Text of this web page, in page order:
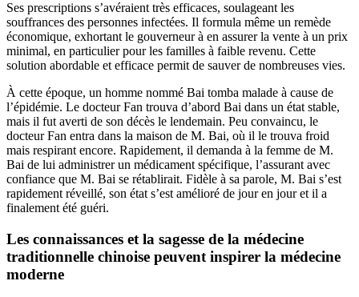
Ses prescriptions s’avéraient très efficaces, soulageant les
souffrances des personnes infectées. Il formula même un remède
économique, exhortant le gouverneur à en assurer la vente à un prix
minimal, en particulier pour les familles à faible revenu. Cette
solution abordable et efficace permit de sauver de nombreuses vies.
À cette époque, un homme nommé Bai tomba malade à cause de
l’épidémie. Le docteur Fan trouva d’abord Bai dans un état stable,
mais il fut averti de son décès le lendemain. Peu convaincu, le
docteur Fan entra dans la maison de M. Bai, où il le trouva froid
mais respirant encore. Rapidement, il demanda à la femme de M.
Bai de lui administrer un médicament spécifique, l’assurant avec
confiance que M. Bai se rétablirait. Fidèle à sa parole, M. Bai s’est
rapidement réveillé, son état s’est amélioré de jour en jour et il a
finalement été guéri.
Les connaissances et la sagesse de la médecine
traditionnelle chinoise peuvent inspirer la médecine
moderne